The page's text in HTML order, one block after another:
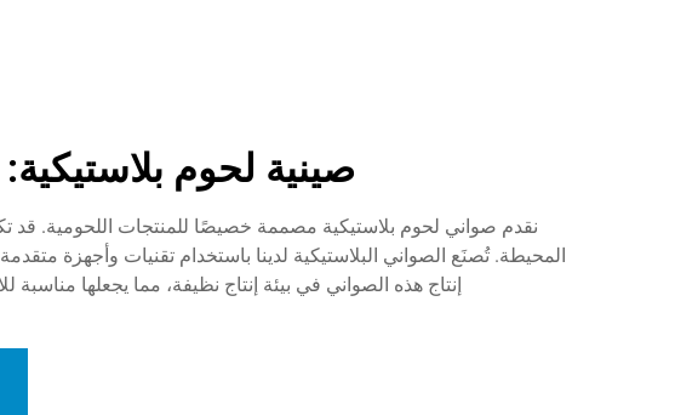
صينية لحوم
نقدم صواني لحوم بلاستيكية مصممة خصيصًا للمنتجات اللحومية.
المحيطة. تُصنَع الصواني البلاستيكية لدينا باستخدام تقنيات وأجهزة
إنتاج هذه الصواني في بيئة إنتاج نظيفة، مما يجعلها